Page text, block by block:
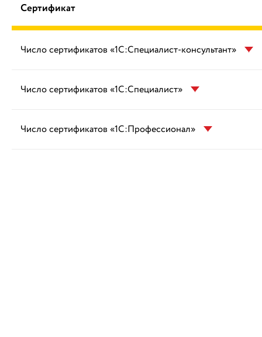
Сертификат
Число сертификатов «1С:Специалист-консультант»
Число сертификатов «1С:Специалист»
Число сертификатов «1С:Профессионал»